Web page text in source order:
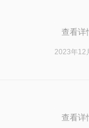
查看详
2023年12
查看详